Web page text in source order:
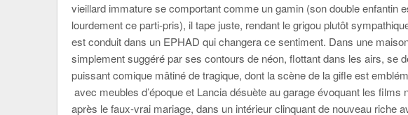
vieillard immature se comportant comme un gamin (son double enfantin
lourdement ce parti-pris), il tape juste, rendant le grigou plutôt
est conduit dans un EPHAD qui changera ce sentiment. Dans une
simplement suggéré par ses contours de néon, flottant dans les airs, se
puissant comique mâtiné de tragique, dont la scène de la gifle est
avec meubles d’époque et Lancia désuète au garage évoquant les films
après le faux-vrai mariage, dans un intérieur clinquant de nouveau riche